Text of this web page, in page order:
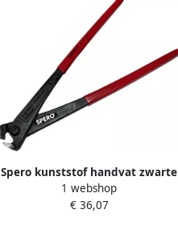
Spero kunststof handvat zwarte
kracht monier vlechttang PRO
300mm SP9911300
1 webshop
€ 36,07